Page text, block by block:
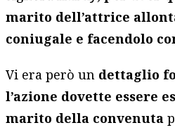
marito dell’attrice
coniugale e facendolo
Vi era però un dettaglio
l’azione dovette essere
marito della convenuta